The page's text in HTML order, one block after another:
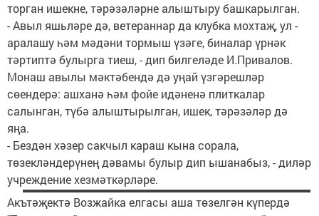
торган ишекне, тәрәзәләрне алыштыру башкарылган.
- Авыл яшьләре дә, ветераннар да клубка мохтаҗ, ул -
аралашу һәм мәдәни тормыш үзәге, биналар үрнәк
тәртиптә булырга тиеш, - дип билгеләде И.Привалов.
Монаш авылы мәктәбендә дә уңай үзгәрешләр
сөендерә: ашханә һәм фойе идәненә плиткалар
салынган, түбә алыштырылган, ишек, тәрәзәләр дә
яңа.
- Бездән хәзер сакчыл караш кына сорала,
төзекләндерүнең дәвамы булыр дип ышанабыз, - диләр
учреждение хезмәткәрләре.
Акътәҗектә Возжайка елгасы аша төзелгән күпердә